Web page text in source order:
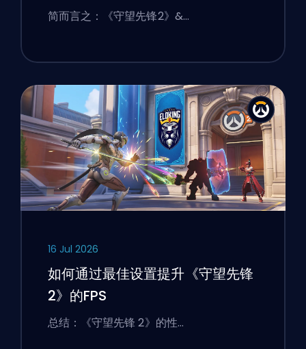
简而言之：《守望先锋2》&…
16 Jul 2026
如何通过最佳设置提升《守望先锋
2》的FPS
总结：《守望先锋 2》的性…